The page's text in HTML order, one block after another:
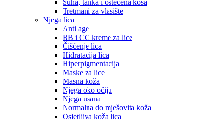
Suha, tanka i oštećena kosa
Tretmani za vlasište
Njega lica
Anti age
BB i CC kreme za lice
Čišćenje lica
Hidratacija lica
Hiperpigmentacija
Maske za lice
Masna koža
Njega oko očiju
Njega usana
Normalna do mješovita koža
Osjetljiva koža lica